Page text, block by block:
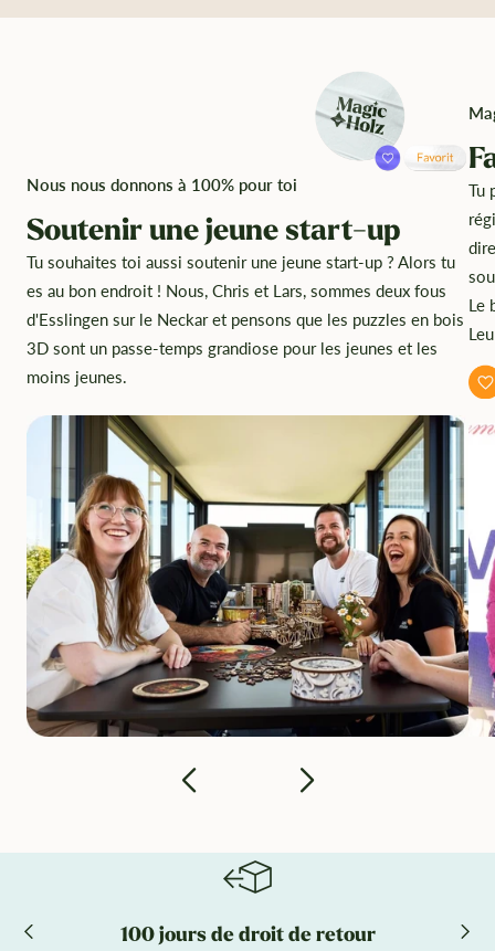
Nous nous donnons à 100% pour toi
Soutenir une jeune start-up
Tu souhaites toi aussi soutenir une jeune start-up ? Alors tu
es au bon endroit ! Nous, Chris et Lars, sommes deux fous
d'Esslingen sur le Neckar et pensons que les puzzles en bois
3D sont un passe-temps grandiose pour les jeunes et les
moins jeunes.
Tu
Le
100 jours de droit de retour